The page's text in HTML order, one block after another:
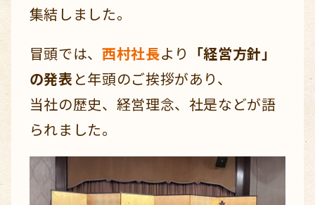
集結しました。
冒頭では、 西村社長より 「経営方針」
の発表と年頭のご挨拶があり、
当社の歴史、経営理念、社是などが語
られました。